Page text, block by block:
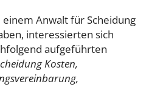
Anwalt für Scheidung
interessierten sich
aufgeführten
Kosten,